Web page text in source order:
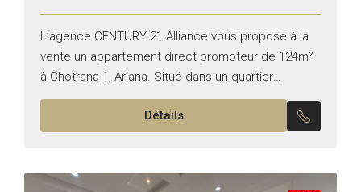
L’agence CENTURY 21 Alliance vous propose à la
vente un appartement direct promoteur de 124m²
à Chotrana 1, Ariana. Situé dans un quartier
résidentiel recherché, cet appartement de haut
standing, construit en...
Détails